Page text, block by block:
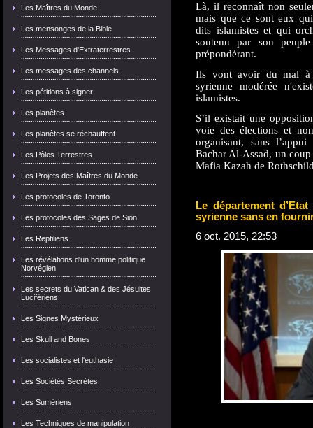
Les Maîtres du Monde
Les mensonges de la Bible
Les Messages d'Extraterrestres
Les messages des channels
Les pétitions à signer
Les planètes
Les planètes se réchauffent
Les Pôles Terrestres
Les Projets des Maîtres du Monde
Les protocoles de Toronto
Les protocoles des Sages de Sion
Les Reptiliens
Les révélations d'un homme politique
Norvégien
Les secrets du Vatican & des Jésuites
Lucifériens
Les Signes Mystérieux
Les Skull and Bones
Les socialistes et l'euthasie
Les Sociétés Secrètes
Les Sumériens
Les Techniques de manipulation
Là, il reconnaît non
mais que ce sont eux
dits islamistes et qui
soutenu par son
prépondérant.
Ils vont avoir du mal à
syrienne modérée
islamistes.
S’il existait une
voie des élections et
organisant, sans
Bachar Al-Assad, un
Mafia Kazah de
Le département
syrienne sans en
6 oct. 2015, 22:53